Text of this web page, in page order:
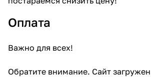
Оплата
Важно для всех!
Обратите внимание. Сайт